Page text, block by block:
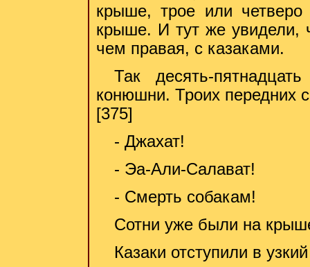
крыше, трое или четверо
крыше. И тут же
чем правая, с казаками.
Так десять-
конюшни. Троих передних
[375]
- Джахат!
- Эа-Али-Салават!
- Смерть собакам!
Сотни уже были на
Казаки отступили в